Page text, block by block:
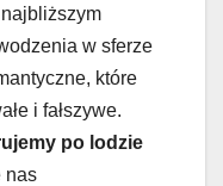
w sferze
które
i fałszywe.
po lodzie
nas